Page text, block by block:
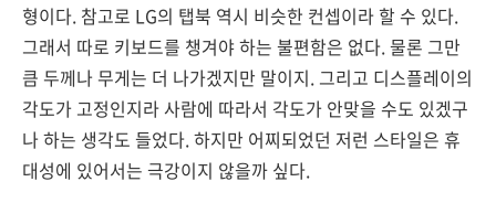
형이다. 참고로 LG의 탭북 역시 비슷한 컨셉이라 할 수 있다.
그래서 따로 키보드를 챙겨야 하는 불편함은 없다. 물론 그만
큼 두께나 무게는 더 나가겠지만 말이지. 그리고 디스플레이의
각도가 고정인지라 사람에 따라서 각도가 안맞을 수도 있겠구
나 하는 생각도 들었다. 하지만 어찌되었던 저런 스타일은 휴
대성에 있어서는 극강이지 않을까 싶다.